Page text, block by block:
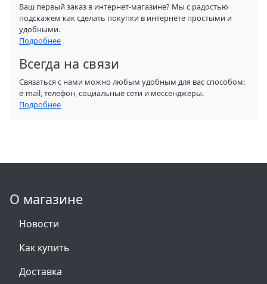
Ваш первый заказ в интернет-магазине? Мы с радостью
подскажем как сделать покупки в интернете простыми и
удобными.
Подробнее
Всегда на связи
Связаться с нами можно любым удобным для вас способом:
e-mail, телефон, социальные сети и мессенджеры.
Подробнее
О магазине
Новости
Как купить
Доставка